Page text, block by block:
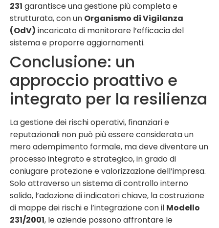
231 garantisce una gestione più completa e
strutturata, con un Organismo di Vigilanza
(OdV) incaricato di monitorare l’efficacia del
sistema e proporre aggiornamenti.
Conclusione: un
approccio proattivo e
integrato per la resilienza
La gestione dei rischi operativi, finanziari e
reputazionali non può più essere considerata un
mero adempimento formale, ma deve diventare un
processo integrato e strategico, in grado di
coniugare protezione e valorizzazione dell’impresa.
Solo attraverso un sistema di controllo interno
solido, l’adozione di indicatori chiave, la costruzione
di mappe dei rischi e l’integrazione con il Modello
231/2001, le aziende possono affrontare le